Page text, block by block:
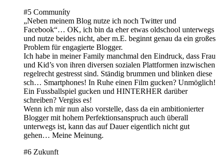
#5 Communíty
„Neben meinem Blog nutze ich noch Twitter und
Facebook“… OK, ich bin da eher etwas oldschool unterwegs
und nutze beides nicht, aber m.E. beginnt genau da ein großes
Problem für engagierte Blogger.
Ich habe in meiner Family manchmal den Eindruck, dass Frau
und Kid’s von ihren diversen sozialen Plattformen inzwischen
regelrecht gestresst sind. Ständig brummen und blinken diese
sch… Smartphones! In Ruhe einen Film gucken? Unmöglich!
Ein Fussballspiel gucken und HINTERHER darüber
schreiben? Vergiss es!
Wenn ich mir nun also vorstelle, dass da ein ambitionierter
Blogger mit hohem Perfektionsanspruch auch überall
unterwegs ist, kann das auf Dauer eigentlich nicht gut
gehen… Meine Meinung.
#6 Zukunft